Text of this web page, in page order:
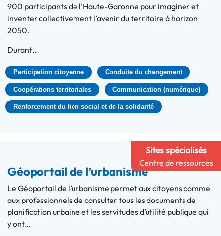
900 participants de l’Haute-Garonne pour imaginer et
inventer collectivement l’avenir du territoire à horizon
2050.
Durant…
Participation citoyenne Conduite du changement
Coopérations territoriales Communication (numérique)
Renforcement du lien social et de la solidarité
Sites spécialisés
Centre de ressources
Géoportail de l’urbanisme
Le Géoportail de l’urbanisme permet aux citoyens comme
aux professionnels de consulter tous les documents de
planification urbaine et les servitudes d’utilité publique qui
y ont…